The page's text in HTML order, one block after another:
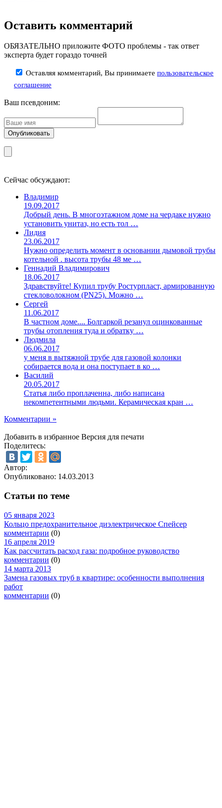
Оставить комментарий
ОБЯЗАТЕЛЬНО приложите ФОТО проблемы - так ответ
эксперта будет гораздо точней
Оставляя комментарий, Вы принимаете пользовательское
соглашение
Ваш псевдоним:
Сейчас обсуждают:
Владимир
19.09.2017
Добрый день. В многоэтажном доме на чердаке нужно
установить унитаз, но есть тол …
Лидия
23.06.2017
Нужно определить момент в основании дымовой трубы
котельной . высота трубы 48 ме …
Геннадий Владимирович
18.06.2017
Здравствуйте! Купил трубу Ростурпласт, армированную
стекловолокном (PN25). Можно …
Сергей
11.06.2017
В частном доме.... Болгаркой резанул оцинкованные
трубы отопления туда и обратку …
Людмила
06.06.2017
у меня в вытяжной трубе для газовой колонки
собирается вода и она поступает в ко …
Василий
20.05.2017
Статья либо проплаченна, либо написана
некомпетентными людьми. Керамическая кран …
Комментарии »
Добавить в избранное Версия для печати
Поделитесь:
Автор:
Опубликовано: 14.03.2013
Статьи по теме
05 января 2023
Кольцо предохранительное диэлектрическое Спейсер
комментарии (0)
16 апреля 2019
Как рассчитать расход газа: подробное руководство
комментарии (0)
14 марта 2013
Замена газовых труб в квартире: особенности выполнения
работ
комментарии (0)